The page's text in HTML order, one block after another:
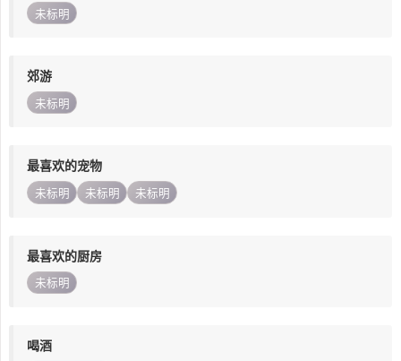
未标明
郊游
未标明
最喜欢的宠物
未标明 未标明 未标明
最喜欢的厨房
未标明
喝酒